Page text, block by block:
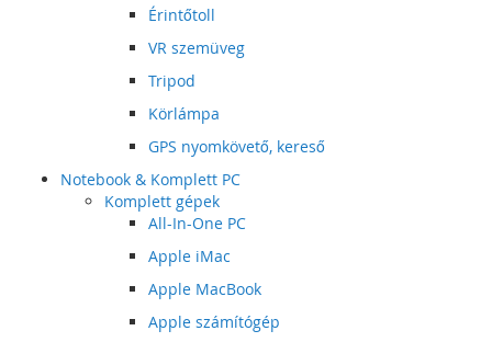
Érintőtoll
VR szemüveg
Tripod
Körlámpa
GPS nyomkövető, kereső
Notebook & Komplett PC
Komplett gépek
All-In-One PC
Apple iMac
Apple MacBook
Apple számítógép